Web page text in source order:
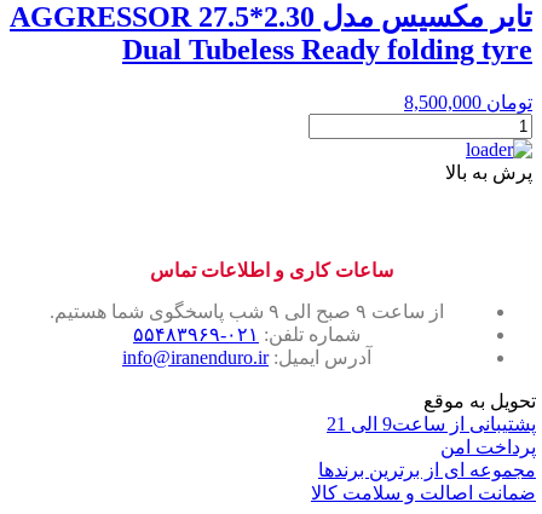
تایر مکسیس مدل AGGRESSOR 27.5*2.30
Dual Tubeless Ready folding tyre
تومان
تایر
مکسیس
مدل
پرش به بالا
ساعات کاری و اطلاعات تماس
از ساعت ۹ صبح الی ۹ شب پاسخگوی شما هستیم.
شماره تلفن: ۰۲۱-۵۵۴۸۳۹۶۹
آدرس ایمیل:info@iranenduro.ir
تحویل به موقع
پشتیبانی از ساعت9 الی 21
پرداخت امن
مجموعه ای از برترین برندها
ضمانت اصالت و سلامت کالا